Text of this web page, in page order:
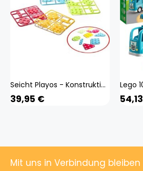
Seicht Playos - Konstruktionsspielzeug - 237 Teile - Mit Schraubendreher - Muster - Bauen - Konstruktionsspielzeug - Montessori-Spielzeug - Lernspielzeug - Zusammenbau - Technik - MINT-Spielzeug
39,95 € 54,13
Mit uns in Verbindung bleiben